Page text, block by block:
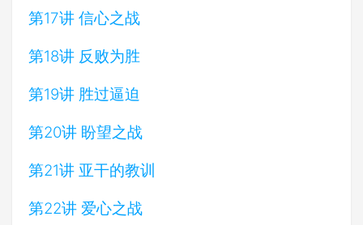
第17讲 信心之战
第18讲 反败为胜
第19讲 胜过逼迫
第20讲 盼望之战
第21讲 亚干的教训
第22讲 爱心之战